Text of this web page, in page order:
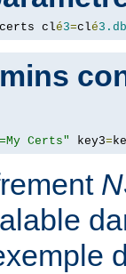
certs clé3=clé3.db
Certs" key3=